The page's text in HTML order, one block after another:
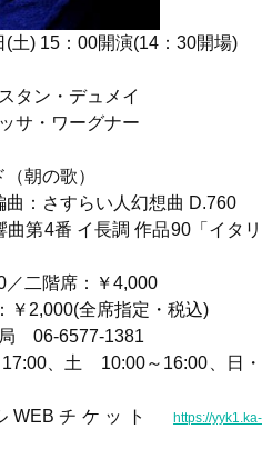
(土) 15： 00開演(14： 30開場)
タン・デュメイ
ワーグナー
朝の歌）
：さすらい人幻想曲 D.760
第4番 イ長調 作品90「イタリ
／二階席：￥4,000
￥ 2,000(全席指定・税込)
局 06-6577-1381
土 10:00～16:00、日・
WEB チケットhttps://yyk1.ka-